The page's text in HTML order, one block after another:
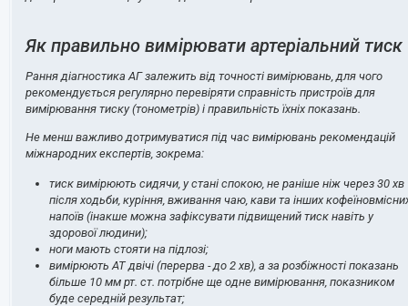
Як правильно вимірювати артеріальний тиск
Рання діагностика АГ залежить від точності вимірювань, для чого
рекомендується регулярно перевіряти справність пристроїв для
вимірювання тиску (тонометрів) і правильність їхніх показань.
Не менш важливо дотримуватися під час вимірювань рекомендацій
міжнародних експертів, зокрема:
тиск вимірюють сидячи, у стані спокою, не раніше ніж через 30 хв
після ходьби, куріння, вживання чаю, кави та інших
напоїв (інакше можна зафіксувати підвищений тиск навіть у
здорової людини);
ноги мають стояти на підлозі;
вимірюють АТ двічі (перерва - до 2 хв), а за розбіжності показань
більше 10 мм рт. ст. потрібне ще одне вимірювання, показником
буде середній результат;